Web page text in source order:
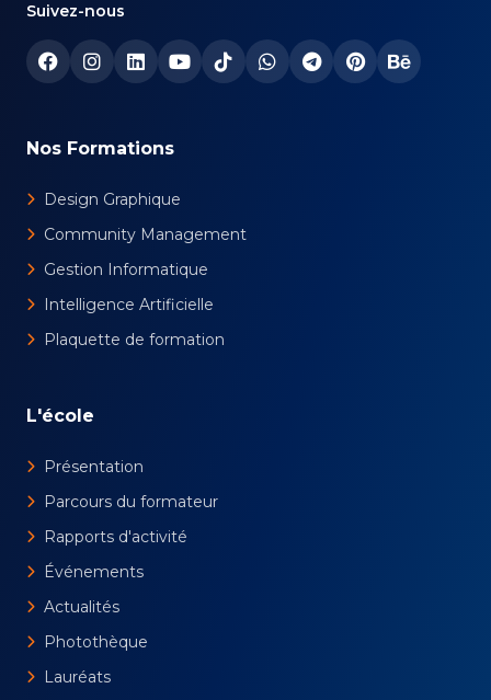
Suivez-nous
Nos Formations
Design Graphique
Community Management
Gestion Informatique
Intelligence Artificielle
Plaquette de formation
L'école
Présentation
Parcours du formateur
Rapports d'activité
Événements
Actualités
Photothèque
Lauréats